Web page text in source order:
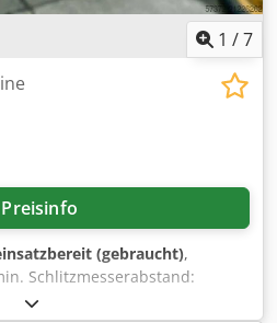
1 /7
Preisinfo
(gebraucht),
Schlitzmesserabstand:
Schlitztiefenbereich: 0mm-